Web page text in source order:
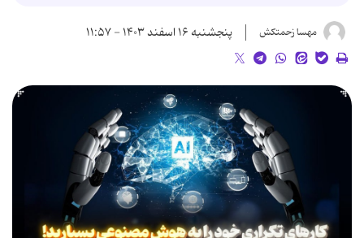
مهسا زحمتکش پنجشنبه ۱۶ اسفند ۱۴۰۳ - ۱۱:۵۷